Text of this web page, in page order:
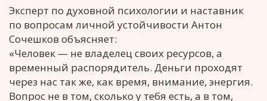
Эксперт по духовной психологии и наставник
по вопросам личной устойчивости Антон
Сочешков объясняет:
«Человек — не владелец своих ресурсов, а
временный распорядитель. Деньги проходят
через нас так же, как время, внимание, энергия.
Вопрос не в том, сколько у тебя есть, а в том,